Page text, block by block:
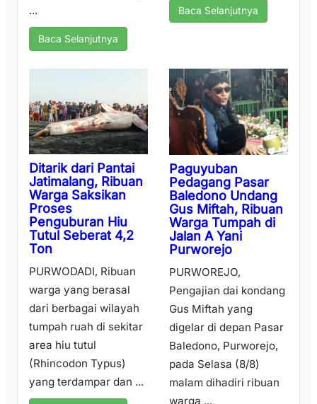
...
Baca Selanjutnya
Baca Selanjutnya
Ditarik dari Pantai
Jatimalang, Ribuan
Warga Saksikan
Proses
Penguburan Hiu
Tutul Seberat 4,2
Ton
PURWODADI, Ribuan
warga yang berasal
dari berbagai wilayah
tumpah ruah di sekitar
area hiu tutul
(Rhincodon Typus)
yang terdampar dan ...
Paguyuban
Pedagang Pasar
Baledono Undang
Gus Miftah, Ribuan
Warga Tumpah di
Jalan A Yani
Purworejo
PURWOREJO,
Pengajian dai kondang
Gus Miftah yang
digelar di depan Pasar
Baledono, Purworejo,
pada Selasa (8/8)
malam dihadiri ribuan
warga ...